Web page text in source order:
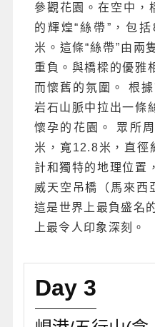
參觀花園。在空中，
的輝煌“絲帶”，包
米。這條“絲帶”由兩
重負。與橋樑的優雅
而懷舊的氛圍。 根
岩石山脈中拉出一條
懷孕的花園。 眾所
米，寬12.8米，直徑
計和獨特的地理位置
威天空吊橋（馬來西
這是世界上最負盛名
上最令人印象深刻。
Day 3